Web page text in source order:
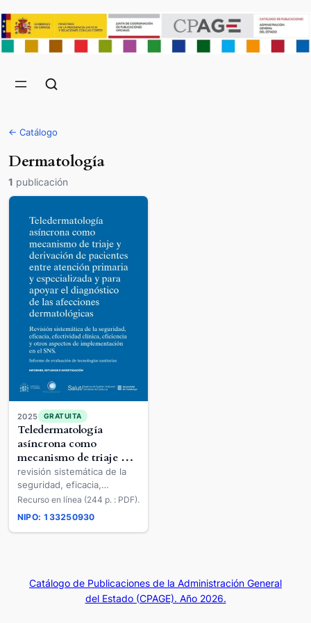
← Catálogo
Dermatología
1 publicación
2025 GRATUITA
Teledermatología
asíncrona como
mecanismo de triaje y
derivación de pacientes
entre atención primaria
y especializada y para
apoyar el diagnóstico de
revisión sistemática de la
seguridad, eficacia,
efectividad clínica,
de implementación en el
Recurso en línea (244 p. : PDF).
NIPO: 133250930
Catálogo de Publicaciones de la Administración General
del Estado (CPAGE). Año 2026.